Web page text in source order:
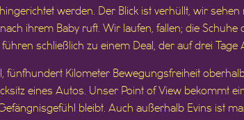
werden. Der Blick ist verhüllt, wir
ihrem Baby ruft. Wir laufen, fallen; die
schließlich zu einem Deal, der auf drei
fünfhundert Kilometer Bewegungsfreiheit
eines Autos. Unser Point of View bekommt
bleibt. Auch außerhalb Evins ist